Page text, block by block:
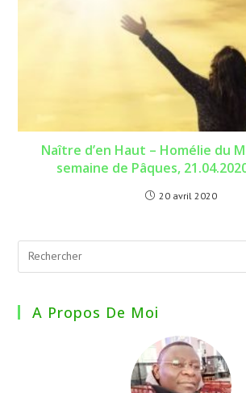
Naître d’en Haut – Homélie du
semaine de Pâques,
20 avril 2020
A Propos De Moi